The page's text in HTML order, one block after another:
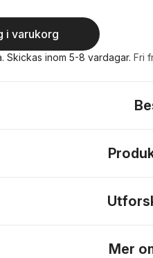
i varukorg
Skickas inom 5-8 vardagar. Fri
Mer